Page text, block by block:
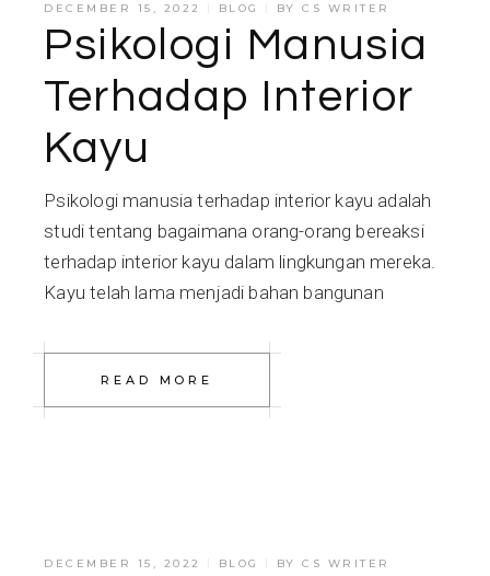
DECEMBER 15, 2022 BLOG BYCS WRITER
Psikologi Manusia
Terhadap Interior
Kayu
Psikologi manusia terhadap interior kayu adalah
studi tentang bagaimana orang-orang bereaksi
terhadap interior kayu dalam lingkungan mereka.
Kayu telah lama menjadi bahan bangunan
READ MORE
DECEMBER 15, 2022 BLOG BYCS WRITER